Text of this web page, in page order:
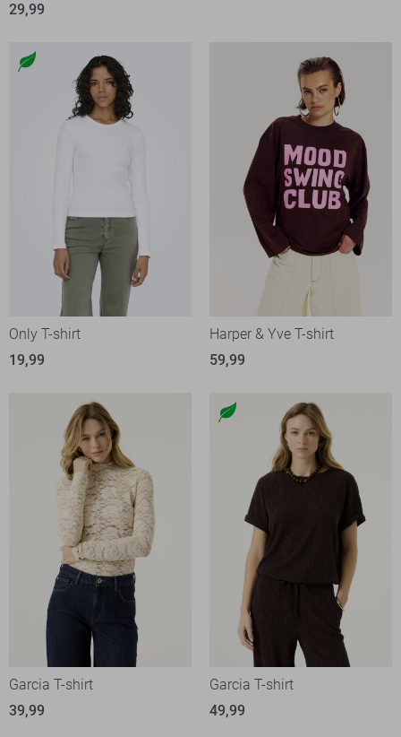
29,99
Only T-shirt
19,99
Harper & Yve T-shirt
59,99
Garcia T-shirt
39,99
Garcia T-shirt
49,99